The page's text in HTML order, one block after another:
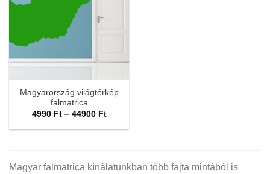
Magyarország világtérkép
falmatrica
4990 Ft – 44900 FtÁrtartomány:
-
Magyar falmatrica kínálatunkban több fajta mintából is